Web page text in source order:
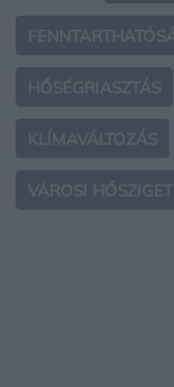
HŐSÉGRIASZTÁS
KLÍMAVÁLTOZÁS
VÁROSI HŐSZIGET